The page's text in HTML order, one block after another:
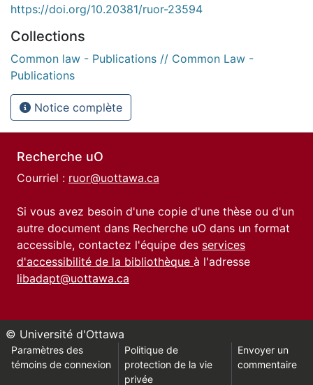
https://doi.org/10.20381/ruor-23594
Collections
Common law - Publications // Common Law -
Publications
Notice complète
Recherche uO
Courriel : ruor@uottawa.ca
Si vous avez besoin d'une copie d'une thèse ou d'un
autre document dans Recherche uO dans un format
accessible, contactez l'équipe des services
d'accessibilité de la bibliothèque à l'adresse
libadapt@uottawa.ca
© Université d'Ottawa
Paramètres des
témoins de connexion
Politique de
protection de la vie
privée
Envoyer un
commentaire